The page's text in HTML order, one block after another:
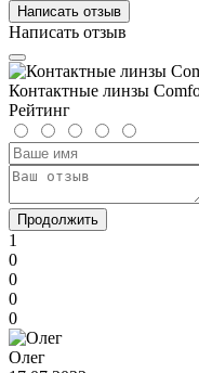
Написать отзыв
Написать отзыв
Контактные линзы
Рейтинг
Продолжить
1
0
0
0
0
Олег